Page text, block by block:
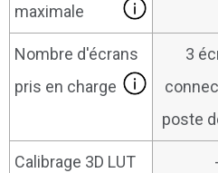
maximale
Nombre d'écrans
pris en charge
3
poste
Calibrage 3D LUT -